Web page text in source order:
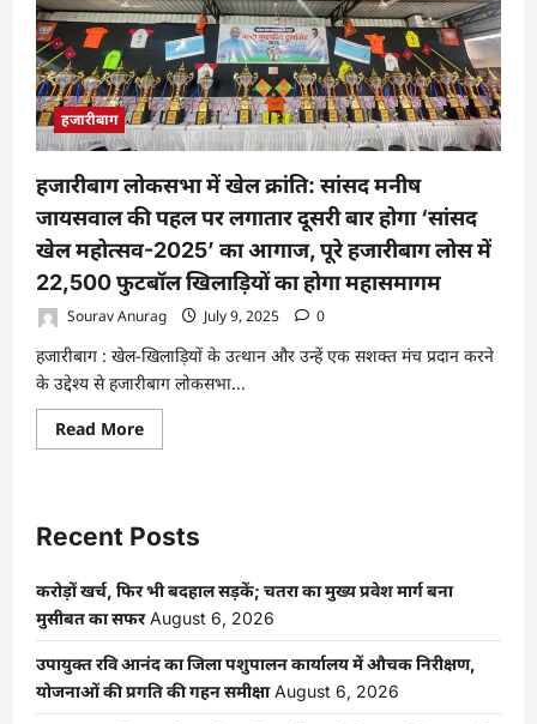
के
हलमता
गांव
में
युवा
क्लब
फुटबॉल
टूर्नामेंट
का
सरिता
देवी
ने
कहा-
खेल
सिखाता
है
नैतिकता
और
संयम
हजारीबाग
हजारीबाग लोकसभा में खेल क्रांति: सांसद मनीष
जायसवाल की पहल पर लगातार दूसरी बार होगा ‘सांसद
खेल महोत्सव-2025’ का आगाज, पूरे हजारीबाग लोस में
22,500 फुटबॉल खिलाड़ियों का होगा महासमागम
Sourav Anurag July 9, 2025 0
हजारीबाग : खेल-खिलाड़ियों के उत्थान और उन्हें एक सशक्त मंच प्रदान करने
के उद्देश्य से हजारीबाग लोकसभा...
Read MoreRead
more
खेल
क्रांति:
मनीष
जायसवाल
की
पहल
पर
लगातार
दूसरी
बार
होगा
Recent Posts
करोड़ों खर्च, फिर भी बदहाल सड़कें; चतरा का मुख्य प्रवेश मार्ग बना
मुसीबत का सफर August 6, 2026
उपायुक्त रवि आनंद का जिला पशुपालन कार्यालय में औचक निरीक्षण,
योजनाओं की प्रगति की गहन समीक्षा August 6, 2026